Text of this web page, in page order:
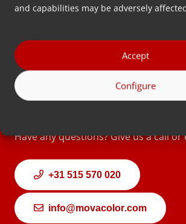
and capabilities may be adversely
Accept
Configure
Have any questions? Give us a call or
+31 515 570 020
info@movacolor.com